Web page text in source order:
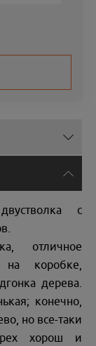
с
отличное
коробке,
дерева.
конечно,
но все-таки
хорош и